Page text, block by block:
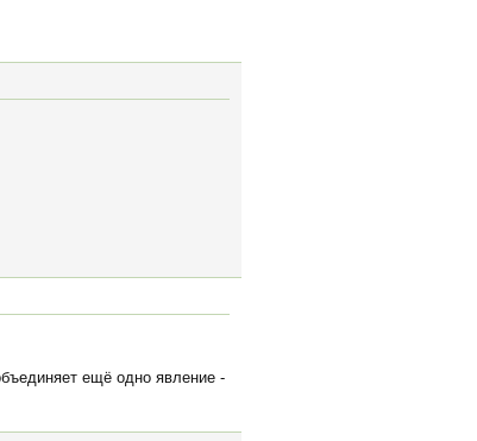
ещё одно явление -